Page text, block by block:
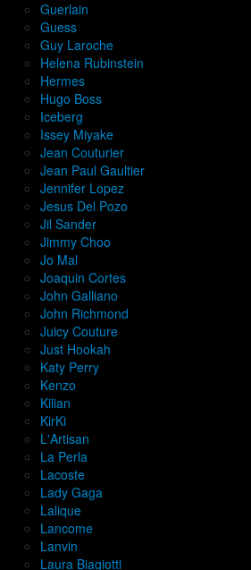
Guerlain
Guess
Guy Laroche
Helena Rubinstein
Hermes
Hugo Boss
Iceberg
Issey Miyake
Jean Couturier
Jean Paul Gaultier
Jennifer Lopez
Jesus Del Pozo
Jil Sander
Jimmy Choo
Jo Mal
Joaquin Cortes
John Galliano
John Richmond
Juicy Couture
Just Hookah
Katy Perry
Kenzo
Kilian
KirKi
L'Artisan
La Perla
Lacoste
Lady Gaga
Lalique
Lancome
Lanvin
Laura Biagiotti